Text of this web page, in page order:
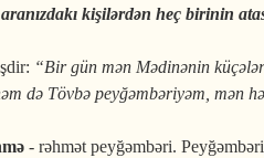
kişilərdən heç birinin
“Bir gün mən Mədinənin
də Tövbə peyğəmbəriyəm, mən
- rəhmət peyğəmbəri.